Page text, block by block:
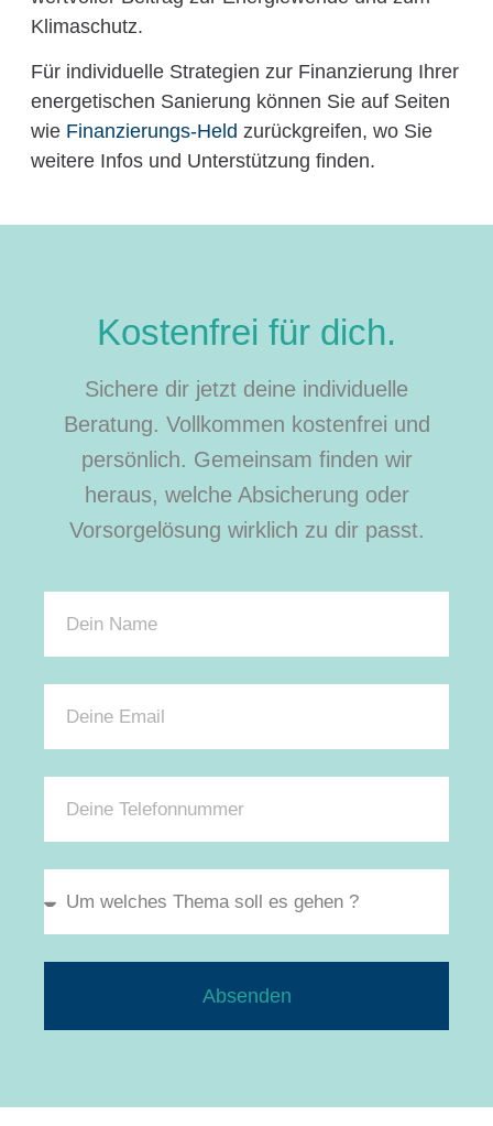
Klimaschutz.
Für individuelle Strategien zur Finanzierung Ihrer
energetischen Sanierung können Sie auf Seiten
wie Finanzierungs-Held zurückgreifen, wo Sie
weitere Infos und Unterstützung finden.
Kostenfrei für dich.
Sichere dir jetzt deine individuelle
Beratung. Vollkommen kostenfrei und
persönlich. Gemeinsam finden wir
heraus, welche Absicherung oder
Vorsorgelösung wirklich zu dir passt.
Absenden